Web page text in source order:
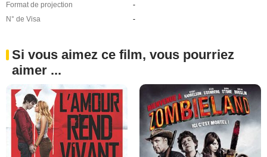
Format de projection
-
N° de Visa
-
Si vous aimez ce film, vous pourriez
aimer ...